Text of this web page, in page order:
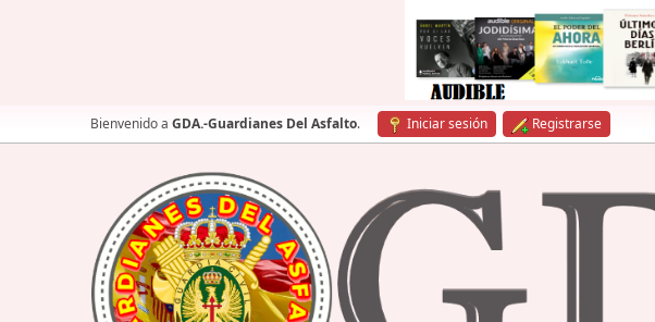
Bienvenido a GDA.-Guardianes Del Asfalto. Iniciar sesión Registrarse